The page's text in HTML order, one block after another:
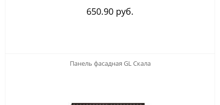
650.90 руб.
Панель фасадная GL Скала